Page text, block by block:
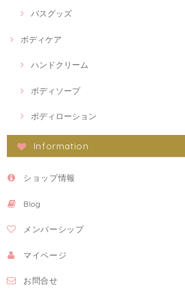
バスグッズ
ボディケア
ハンドクリーム
ボディソープ
ボディローション
Information
ショップ情報
Blog
メンバーシップ
マイページ
お問合せ